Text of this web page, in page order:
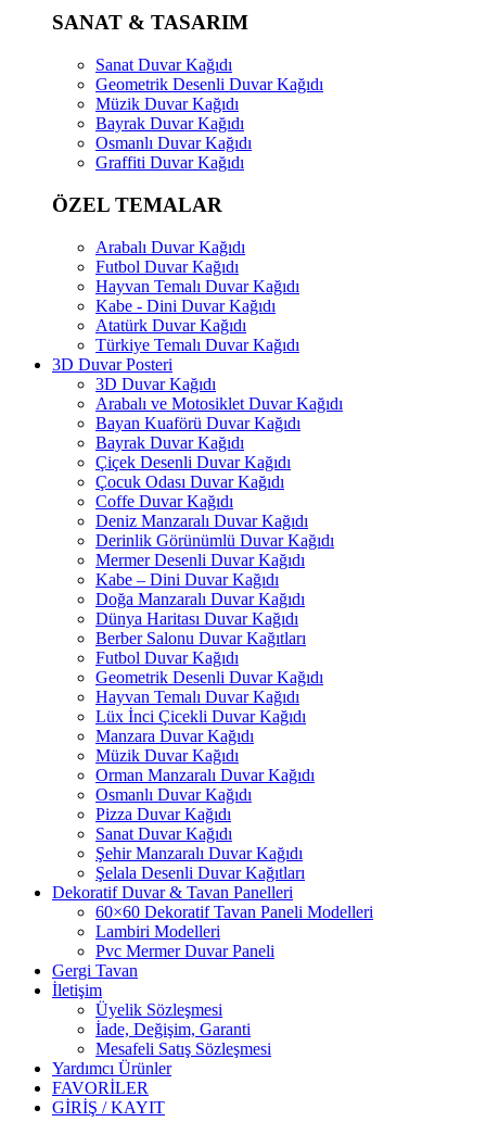
SANAT & TASARIM
Sanat Duvar Kağıdı
Geometrik Desenli Duvar Kağıdı
Müzik Duvar Kağıdı
Bayrak Duvar Kağıdı
Osmanlı Duvar Kağıdı
Graffiti Duvar Kağıdı
ÖZEL TEMALAR
Arabalı Duvar Kağıdı
Futbol Duvar Kağıdı
Hayvan Temalı Duvar Kağıdı
Kabe - Dini Duvar Kağıdı
Atatürk Duvar Kağıdı
Türkiye Temalı Duvar Kağıdı
3D Duvar Posteri
3D Duvar Kağıdı
Arabalı ve Motosiklet Duvar Kağıdı
Bayan Kuaförü Duvar Kağıdı
Bayrak Duvar Kağıdı
Çiçek Desenli Duvar Kağıdı
Çocuk Odası Duvar Kağıdı
Coffe Duvar Kağıdı
Deniz Manzaralı Duvar Kağıdı
Derinlik Görünümlü Duvar Kağıdı
Mermer Desenli Duvar Kağıdı
Kabe – Dini Duvar Kağıdı
Doğa Manzaralı Duvar Kağıdı
Dünya Haritası Duvar Kağıdı
Berber Salonu Duvar Kağıtları
Futbol Duvar Kağıdı
Geometrik Desenli Duvar Kağıdı
Hayvan Temalı Duvar Kağıdı
Lüx İnci Çicekli Duvar Kağıdı
Manzara Duvar Kağıdı
Müzik Duvar Kağıdı
Orman Manzaralı Duvar Kağıdı
Osmanlı Duvar Kağıdı
Pizza Duvar Kağıdı
Sanat Duvar Kağıdı
Şehir Manzaralı Duvar Kağıdı
Şelala Desenli Duvar Kağıtları
Dekoratif Duvar & Tavan Panelleri
60×60 Dekoratif Tavan Paneli Modelleri
Lambiri Modelleri
Pvc Mermer Duvar Paneli
Gergi Tavan
İletişim
Üyelik Sözleşmesi
İade, Değişim, Garanti
Mesafeli Satış Sözleşmesi
Yardımcı Ürünler
FAVORİLER
GİRİŞ / KAYIT